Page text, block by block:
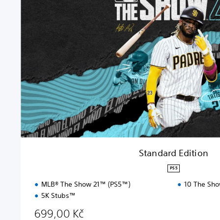
t
i
o
n
Standard Edition
PS5
MLB® The Show 21™ (PS5™)
5K Stubs™
10 The
699,00 Kč